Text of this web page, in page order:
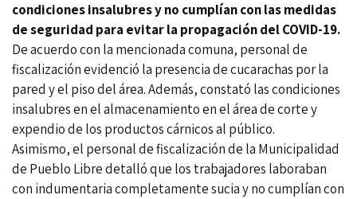
condiciones insalubres y no cumplían con las medidas
de seguridad para evitar la propagación delCOVID-19.
De acuerdo con la mencionada comuna, personal de
fiscalización evidenció la presencia de cucarachas por la
pared y el piso del área. Además, constató las condiciones
insalubres en el almacenamiento en el área de corte y
expendio de los productos cárnicos al público.
Asimismo, el personal de fiscalización de la Municipalidad
de Pueblo Libre detalló que los trabajadores laboraban
con indumentaria completamente sucia y no cumplían con